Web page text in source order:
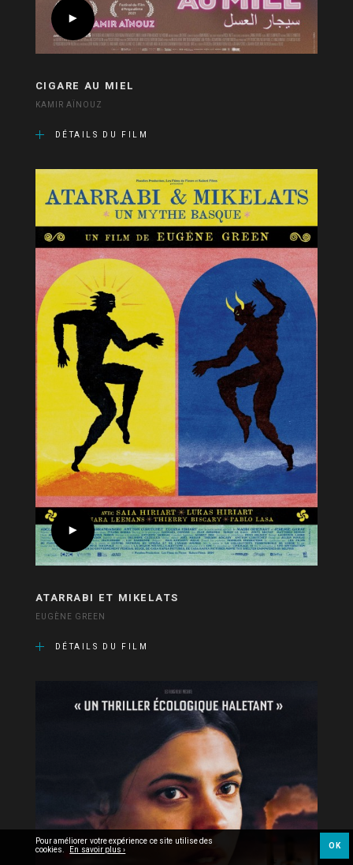
CIGARE AU MIEL
KAMIR AÏNOUZ
DÉTAILS DU FILM
ATARRABI ET MIKELATS
EUGÈNE GREEN
DÉTAILS DU FILM
Pour améliorer votre expérience ce site utilise des
cookies. En savoir plus › OK